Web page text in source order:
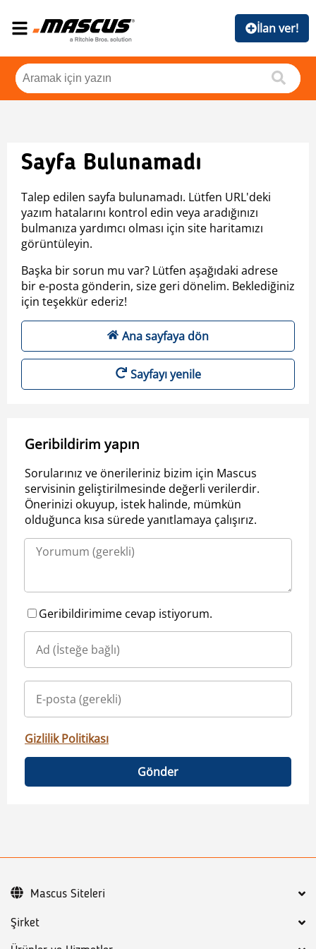
İlan ver!
Sayfa Bulunamadı
Talep edilen sayfa bulunamadı. Lütfen URL'deki
yazım hatalarını kontrol edin veya aradığınızı
bulmanıza yardımcı olması için site haritamızı
görüntüleyin.
Başka bir sorun mu var? Lütfen aşağıdaki adrese
bir e-posta gönderin, size geri dönelim. Beklediğiniz
için teşekkür ederiz!
Ana sayfaya dön
Sayfayı yenile
Geribildirim yapın
Sorularınız ve önerileriniz bizim için Mascus
servisinin geliştirilmesinde değerli verilerdir.
Önerinizi okuyup, istek halinde, mümkün
olduğunca kısa sürede yanıtlamaya çalışırız.
Geribildirimime cevap istiyorum.
Gizlilik Politikası
Gönder
Şirket
Mascus Siteleri